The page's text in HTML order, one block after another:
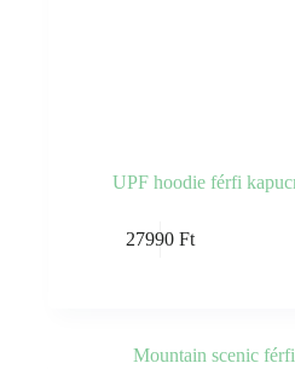
UPF hoodie férfi
27990 Ft